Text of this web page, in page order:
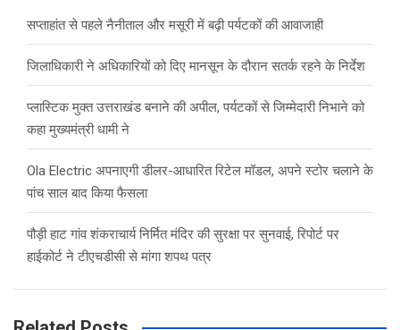
सप्ताहांत से पहले नैनीताल और मसूरी में बढ़ी पर्यटकों की आवाजाही
जिलाधिकारी ने अधिकारियों को दिए मानसून के दौरान सतर्क रहने के निर्देश
प्लास्टिक मुक्त उत्तराखंड बनाने की अपील, पर्यटकों से जिम्मेदारी निभाने को
कहा मुख्यमंत्री धामी ने
Ola Electric अपनाएगी डीलर-आधारित रिटेल मॉडल, अपने स्टोर चलाने के
पांच साल बाद किया फैसला
पौड़ी हाट गांव शंकराचार्य निर्मित मंदिर की सुरक्षा पर सुनवाई, रिपोर्ट पर
हाईकोर्ट ने टीएचडीसी से मांगा शपथ पत्र